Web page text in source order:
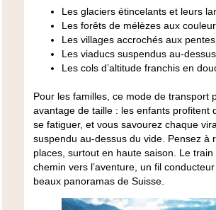
Les glaciers étincelants et leurs
Les forêts de mélèzes aux
Les villages accrochés aux
Les viaducs suspendus au-
Les cols d’altitude franchis en
Pour les familles, ce mode de transport
avantage de taille : les enfants profitent
se fatiguer, et vous savourez chaque
suspendu au-dessus du vide. Pensez à
places, surtout en haute saison. Le train
chemin vers l’aventure, un fil
beaux panoramas de Suisse.